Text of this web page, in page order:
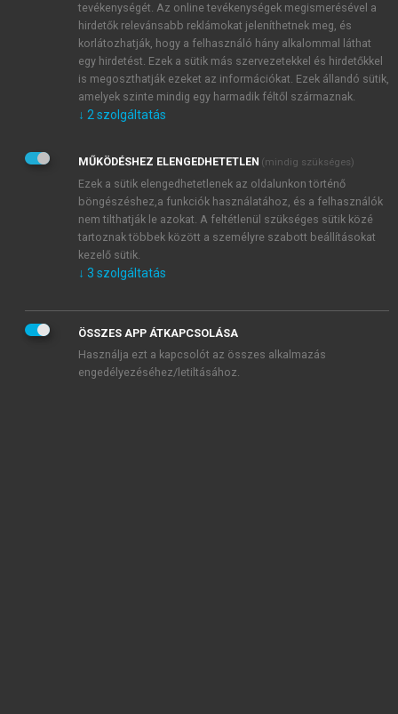
JELSZÓ ÚJRA
Kérek értesítést a MeRSZ újdonságairól, akcióiról.
Kérek értesítést az Akadémiai Kiadó Zrt. újdonságairól,
Adatkezelési tájékoztatóbanfoglaltakat tudomásul
veszem és elfogadom.
Általános vásárlási feltételeket, valamint a szotar.netés a
mersz.huoldalak licencszerződéseiben foglaltakat
tudomásul veszem és elfogadom.
KIPRÓBÁLOM
tevékenységét. Az online tevékenységek megismerésével a
hirdetők relevánsabb reklámokat jeleníthetnek meg, és
korlátozhatják, hogy a felhasználó hány alkalommal láthat
egy hirdetést. Ezek a sütik más szervezetekkel és hirdetőkkel
is megoszthatják ezeket az információkat. Ezek állandó sütik,
amelyek szinte mindig egy harmadik féltől származnak.
↓ 2 szolgáltatás
MŰKÖDÉSHEZ ELENGEDHETETLEN (mindig szükséges)
Ezek a sütik elengedhetetlenek az oldalunkon történő
böngészéshez,a funkciók használatához, és a felhasználók
nem tilthatják le azokat. A feltétlenül szükséges sütik közé
tartoznak többek között a személyre szabott beállításokat
kezelő sütik.
↓ 3 szolgáltatás
ÖSSZES APP ÁTKAPCSOLÁSA
Használja ezt a kapcsolót az összes alkalmazás
engedélyezéséhez/letiltásához.